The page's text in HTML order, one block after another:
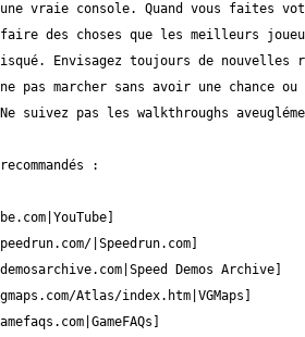
vraie console. Quand vous faites
faire des choses que les meilleurs
Envisagez toujours de nouvelles
pas marcher sans avoir une chance